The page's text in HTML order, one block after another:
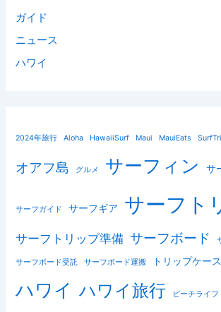
ガイド
ニュース
ハワイ
2024年旅行 Aloha HawaiiSurf Maui MauiEats
オアフ島 グルメ サーフィン サ
サーフガイド サーフギア サーフト
サーフトリップ準備 サーフボード
サーフボード受託 サーフボード運搬 トリップケース
ハワイ ハワイ旅行 ビーチライフ